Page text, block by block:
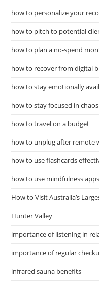
how to personalize your
how to pitch to potential
how to plan a no-spend
how to recover from digital
how to stay emotionally
how to stay focused in chaos
how to travel on a budget
how to unplug after remote
how to use flashcards
how to use mindfulness apps
How to Visit Australia’s
Hunter Valley
importance of listening in
importance of regular
infrared sauna benefits